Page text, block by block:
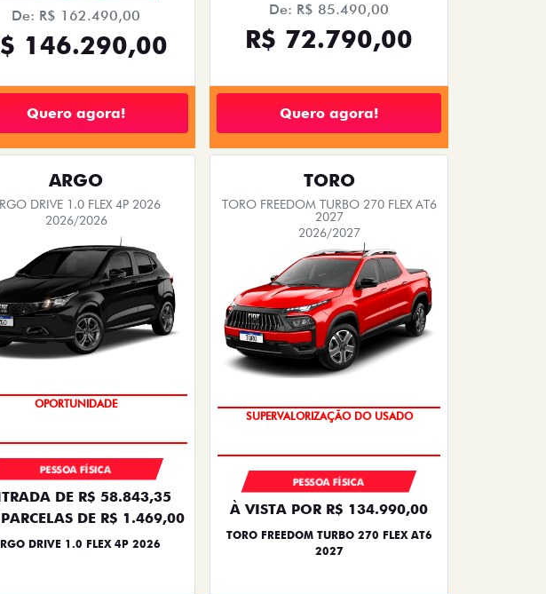
De: R$ 162.490,00
146.290,00
Quero agora!
De: R$ 85.490,00
R$ 72.790,00
Quero agora!
ARGO
DRIVE 1.0 FLEX 4P 2026
2026/2026
BÔNUS DE 6 MIL REAIS
PESSOA FÍSICA
DE R$ 58.843,35
DE R$ 1.469,00
DRIVE 1.0 FLEX 4P 2026
TORO
TORO FREEDOM TURBO 270 FLEX AT6
2027
2026/2027
OPORTUNIDADE
PESSOA FÍSICA
À VISTA POR R$ 134.990,00
TORO FREEDOM TURBO 270 FLEX AT6
2027